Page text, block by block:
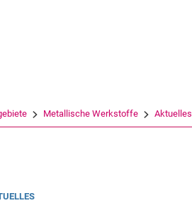
Metallische Werkstoffe Aktuelles